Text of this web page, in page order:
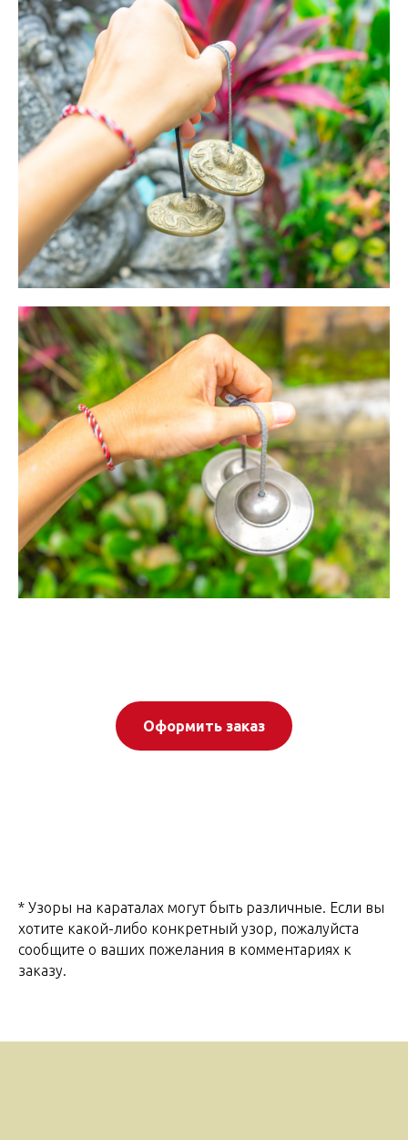
Оформить заказ
* Узоры на караталах могут быть различные. Если вы
хотите какой-либо конкретный узор, пожалуйста
сообщите о ваших пожелания в комментариях к
заказу.